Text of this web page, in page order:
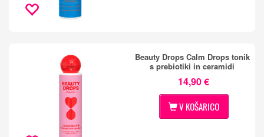
Beauty Drops Calm Drops tonik
s prebiotiki in ceramidi
14,90 €
V KOŠARICO